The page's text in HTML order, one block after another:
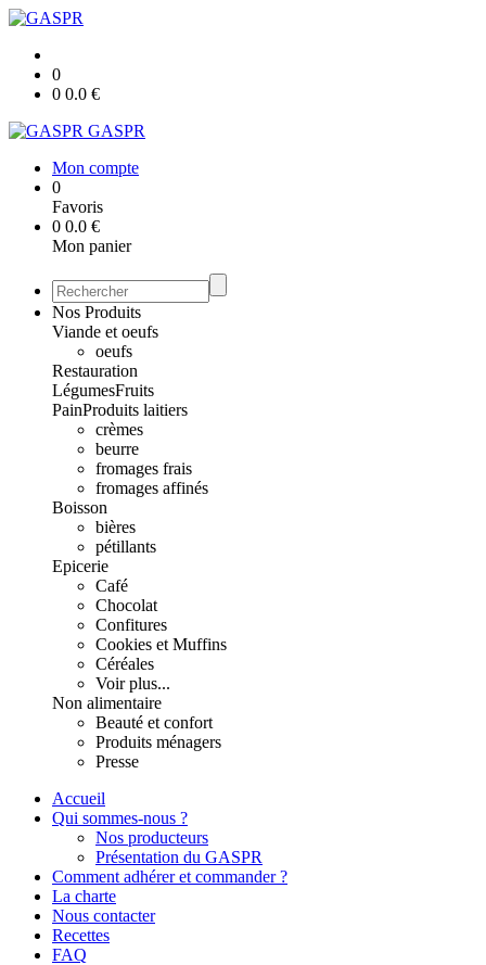
0
0 0.0 €
GASPR
Mon compte
0
Favoris
0 0.0 €
Mon panier
Nos Produits
Viande et oeufs
oeufs
Restauration
LégumesFruits
PainProduits laitiers
crèmes
beurre
fromages frais
fromages affinés
Boisson
bières
pétillants
Epicerie
Café
Chocolat
Confitures
Cookies et Muffins
Céréales
Voir plus...
Non alimentaire
Beauté et confort
Produits ménagers
Presse
Accueil
Qui sommes-nous ?
Nos producteurs
Présentation du GASPR
Comment adhérer et commander ?
La charte
Nous contacter
Recettes
FAQ